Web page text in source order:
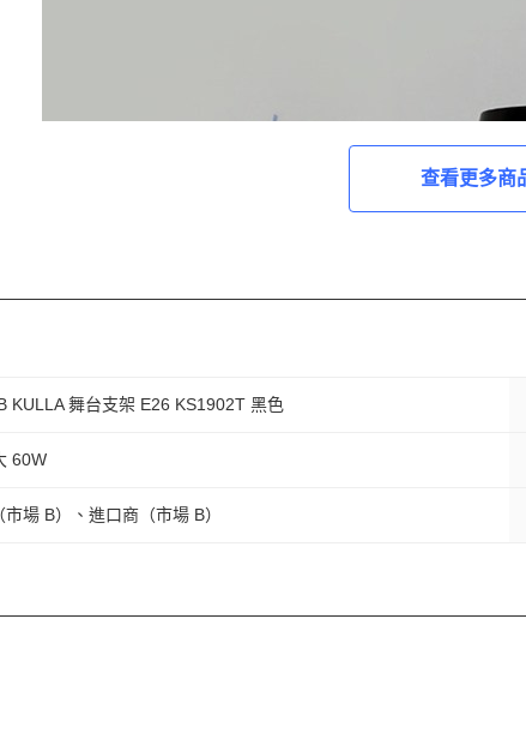
查看更多商
KULLA 舞台支架 E26 KS1902T 黑色
60W
場 B）、進口商（市場 B）